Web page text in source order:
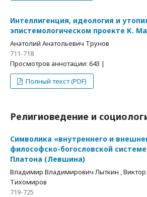
Интеллигенция, идеология и
эпистемологическом проекте К.
Анатолий Анатольевич Трунов
711-718
Просмотров аннотации: 643 |
Полный текст (PDF)
Религиоведение и
Символика «внутреннего и
философско-богословской
Платона (Левшина)
Владимир Владимирович Лыткин ,
Тихомиров
719-725